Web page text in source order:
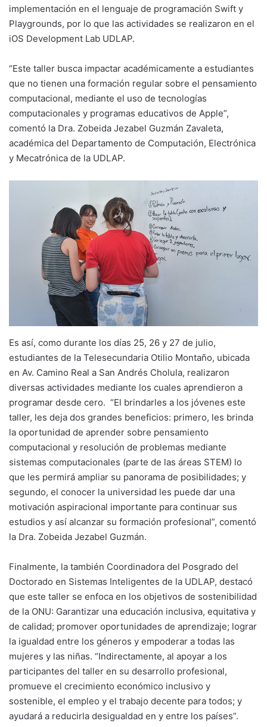
implementación en el lenguaje de programación Swift y
Playgrounds, por lo que las actividades se realizaron en el
iOS Development Lab UDLAP.
“Este taller busca impactar académicamente a estudiantes
que no tienen una formación regular sobre el pensamiento
computacional, mediante el uso de tecnologías
computacionales y programas educativos de Apple”,
comentó la Dra. Zobeida Jezabel Guzmán Zavaleta,
académica del Departamento de Computación, Electrónica
y Mecatrónica de la UDLAP.
Es así, como durante los días 25, 26 y 27 de julio,
estudiantes de la Telesecundaria Otilio Montaño, ubicada
en Av. Camino Real a San Andrés Cholula, realizaron
diversas actividades mediante los cuales aprendieron a
programar desde cero. “El brindarles a los jóvenes este
taller, les deja dos grandes beneficios: primero, les brinda
la oportunidad de aprender sobre pensamiento
computacional y resolución de problemas mediante
sistemas computacionales (parte de las áreas STEM) lo
que les permirá ampliar su panorama de posibilidades; y
segundo, el conocer la universidad les puede dar una
motivación aspiracional importante para continuar sus
estudios y así alcanzar su formación profesional”, comentó
la Dra. Zobeida Jezabel Guzmán.
Finalmente, la también Coordinadora del Posgrado del
Doctorado en Sistemas Inteligentes de la UDLAP, destacó
que este taller se enfoca en los objetivos de sostenibilidad
de la ONU: Garantizar una educación inclusiva, equitativa y
de calidad; promover oportunidades de aprendizaje; lograr
la igualdad entre los géneros y empoderar a todas las
mujeres y las niñas. “Indirectamente, al apoyar a los
participantes del taller en su desarrollo profesional,
promueve el crecimiento económico inclusivo y
sostenible, el empleo y el trabajo decente para todos; y
ayudará a reducirla desigualdad en y entre los países”.